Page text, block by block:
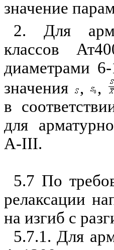
значение
2. Для
классов Ат40
диаметрами
значения , ,
в
для арматур
А-III.
5.7 По
релаксации
на изгиб с
5.7.1. Для